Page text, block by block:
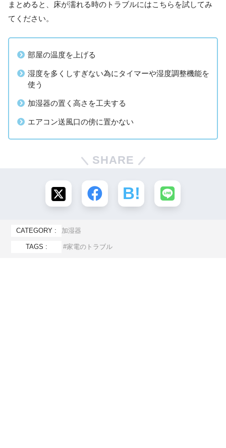
まとめると、床が濡れる時のトラブルにはこちらを試してみ
てください。
部屋の温度を上げる
湿度を多くしすぎない為にタイマーや湿度調整機能を
使う
加湿器の置く高さを工夫する
エアコン送風口の傍に置かない
SHARE
CATEGORY : 加湿器
TAGS : 家電のトラブル